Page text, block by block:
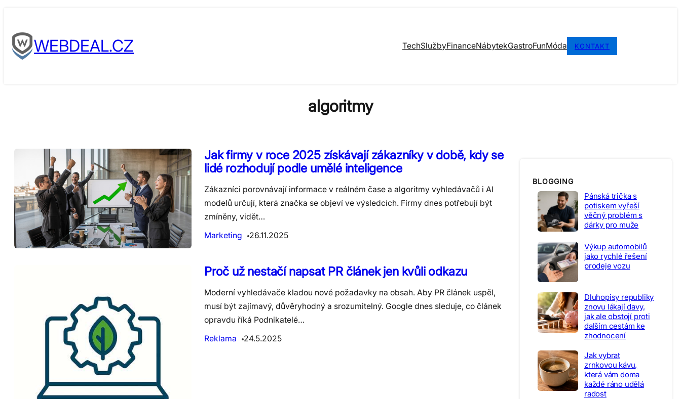
contentWEBDEAL.CZ TechSlužbyFinanceNábytekGastroFunMóda KONTAKT
algoritmy
Jak firmy v roce 2025 získávají zákazníky v době, kdy se
lidé rozhodují podle umělé inteligence
Zákazníci porovnávají informace v reálném čase a algoritmy vyhledávačů i AI
modelů určují, která značka se objeví ve výsledcích. Firmy dnes potřebují být
zmíněny, vidět…
Marketing
26.11.2025
Proč už nestačí napsat PR článek jen kvůli odkazu
Moderní vyhledávače kladou nové požadavky na obsah. Aby PR článek uspěl,
musí být zajímavý, důvěryhodný a srozumitelný. Google dnes sleduje, co článek
opravdu říká Podnikatelé…
Reklama
24.5.2025
BLOGGING
Pánská trička s
potiskem vyřeší
věčný problém s
dárky pro muže
Výkup automobilů
jako rychlé řešení
prodeje vozu
Dluhopisy republiky
znovu lákají davy,
jak ale obstojí proti
dalším cestám ke
zhodnocení
Jak vybrat
zrnkovou kávu,
která vám doma
každé ráno udělá
radost